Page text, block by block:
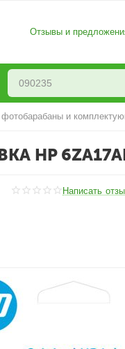
Отзывы и
и
HP
Написать